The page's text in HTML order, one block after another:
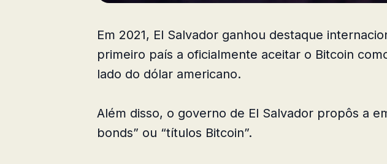
Em 2021, El Salvador ganhou destaque
primeiro país a oficialmente aceitar o Bitcoin
lado do dólar americano.
Além disso, o governo de El Salvador propôs a
bonds” ou “títulos Bitcoin”.